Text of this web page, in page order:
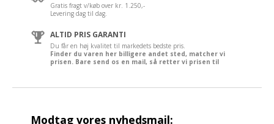
Gratis fragt v/køb over kr. 1.250,-
Levering dag til dag.
ALTID PRIS GARANTI
Du får en høj kvalitet til markedets bedste pris.
Finder du varen her billigere andet sted, matcher vi
prisen. Bare send os en mail, så retter vi prisen til
Modtag vores nyhedsmail: